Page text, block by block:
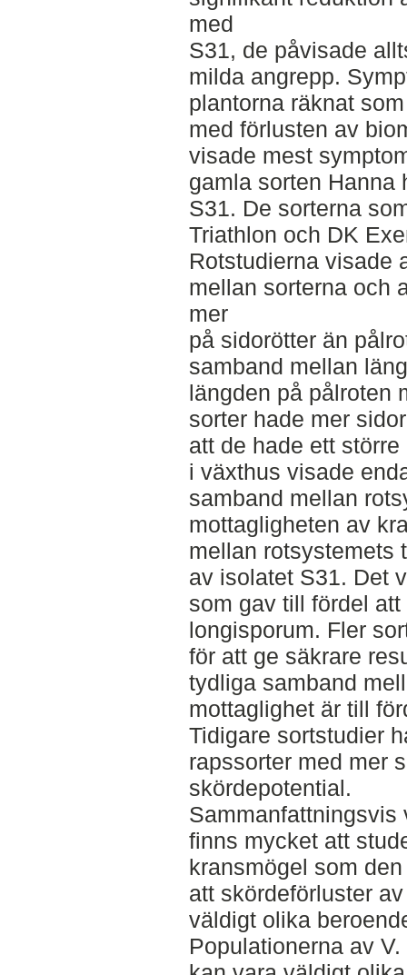
med
S31, de påvisade
milda angrepp.
plantorna räknat
med förlusten av
visade mest
gamla sorten Hanna
S31. De sorterna
Triathlon och DK
Rotstudierna visade
mellan sorterna och
mer
på sidorötter än
samband mellan
längden på pålroten
sorter hade mer
att de hade ett
i växthus visade
samband mellan
mottagligheten av
mellan rotsystemets
av isolatet S31. Det
som gav till fördel
longisporum. Fler
för att ge säkrare
tydliga samband
mottaglighet är till
Tidigare sortstudier
rapssorter med mer
skördepotential.
Sammanfattningsvis
finns mycket att
kransmögel som
att skördeförluster
väldigt olika
Populationerna av